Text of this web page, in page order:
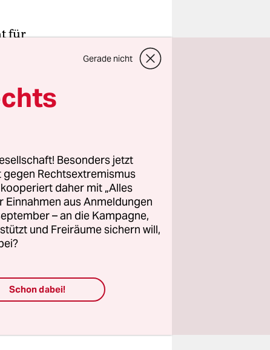
für
ist
tippen
erklärt
er
da:
Gerät
ist
sich
Gerade nicht
Besonders jetzt
Rechtsextremismus
daher mit „Alles
Einnahmen aus Anmeldungen
– an die Kampagne,
und Freiräume sichern will,
Schon dabei!